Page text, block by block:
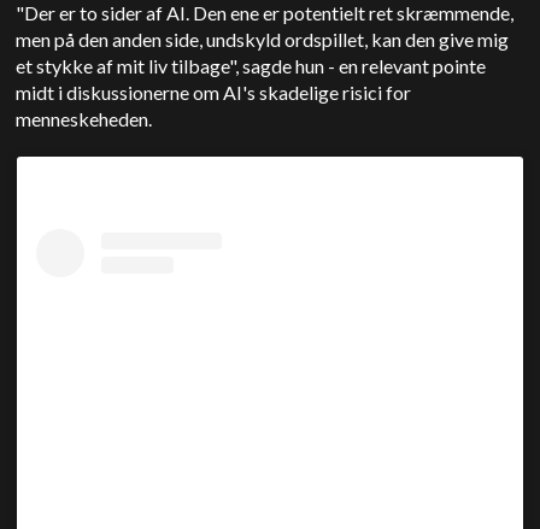
"Der er to sider af AI. Den ene er potentielt ret skræmmende,
men på den anden side, undskyld ordspillet, kan den give mig
et stykke af mit liv tilbage", sagde hun - en relevant pointe
midt i diskussionerne om AI's skadelige risici for
menneskeheden.